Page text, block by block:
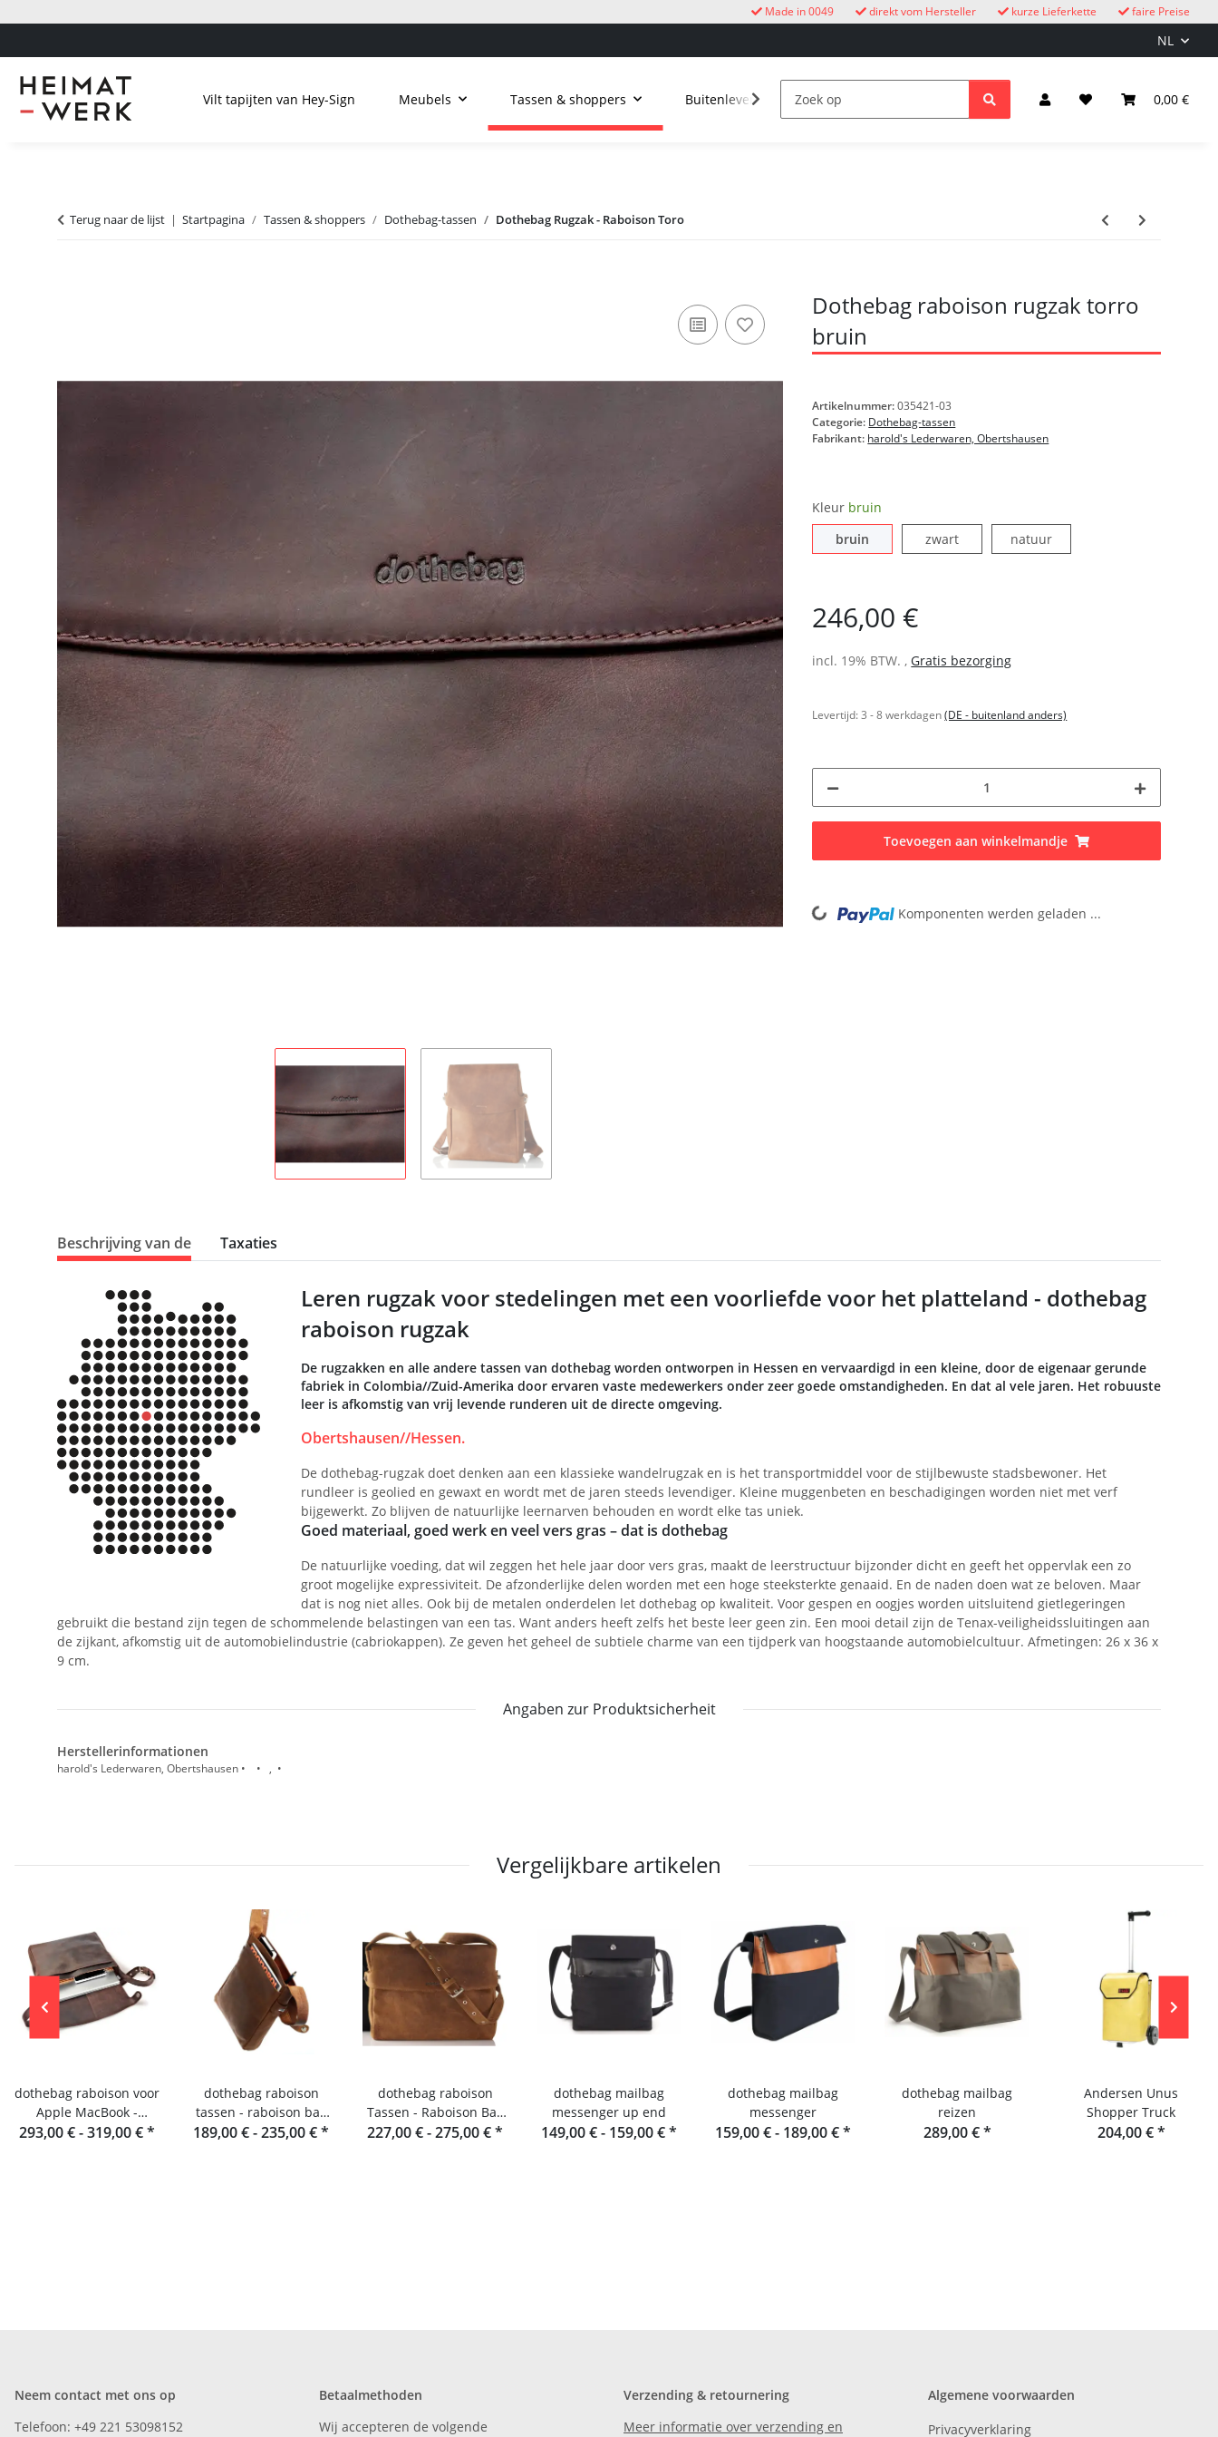
faire Preise
kurze Lieferkette
direkt vom Hersteller
Made in 0049
NL
0,00 €
Vilt tapijten van Hey-Sign Meubels Tassen & shoppers Buitenleven koekoeksklokken Kinderen Licht & Elektriciteit
Terug naar de lijst Startpagina Tassen & shoppers Dothebag-tassen Dothebag Rugzak - Raboison Toro
Dothebag raboison rugzak torro
bruin
Artikelnummer:035421-03
Categorie: Dothebag-tassen
Fabrikant: harold's Lederwaren, Obertshausen
Kleur bruin
bruin
zwartzwart natuurnatuur
246,00 €
incl. 19% BTW. ,Gratis bezorging
Levertijd:3 - 8 werkdagen(DE - buitenland anders)
Toevoegen aan winkelmandje
Loading... Komponenten werden geladen ...
Beschrijving van de Taxaties
Leren rugzak voor stedelingen met een voorliefde voor het platteland - dothebag
raboison rugzak
De rugzakken en alle andere tassen van dothebag worden ontworpen in Hessen en vervaardigd in een kleine, door de eigenaar gerunde
fabriek in Colombia//Zuid-Amerika door ervaren vaste medewerkers onder zeer goede omstandigheden. En dat al vele jaren. Het robuuste
leer is afkomstig van vrij levende runderen uit de directe omgeving.
Obertshausen//Hessen.
De dothebag-rugzak doet denken aan een klassieke wandelrugzak en is het transportmiddel voor de stijlbewuste stadsbewoner. Het
rundleer is geolied en gewaxt en wordt met de jaren steeds levendiger. Kleine muggenbeten en beschadigingen worden niet met verf
bijgewerkt. Zo blijven de natuurlijke leernarven behouden en wordt elke tas uniek.
Goed materiaal, goed werk en veel vers gras – dat is dothebag
De natuurlijke voeding, dat wil zeggen het hele jaar door vers gras, maakt de leerstructuur bijzonder dicht en geeft het oppervlak een zo
groot mogelijke expressiviteit. De afzonderlijke delen worden met een hoge steeksterkte genaaid. En de naden doen wat ze beloven. Maar
dat is nog niet alles. Ook bij de metalen onderdelen let dothebag op kwaliteit. Voor gespen en oogjes worden uitsluitend gietlegeringen
gebruikt die bestand zijn tegen de schommelende belastingen van een tas. Want anders heeft zelfs het beste leer geen zin. Een mooi detail zijn de Tenax-veiligheidssluitingen aan
de zijkant, afkomstig uit de automobielindustrie (cabriokappen). Ze geven het geheel de subtiele charme van een tijdperk van hoogstaande automobielcultuur. Afmetingen: 26 x 36 x
9 cm.
Angaben zur Produktsicherheit
Herstellerinformationen
harold's Lederwaren, Obertshausen • • , •
Vergelijkbare artikelen
dothebag raboison voor
Apple MacBook -
Laptoptas van leer
293,00 € -319,00 €*
dothebag raboison
tassen - raboison bag
upend staand formaat
189,00 € -235,00 €*
dothebag raboison
Tassen - Raboison Bag
Liggend formaat toro
227,00 € -275,00 €*
dothebag mailbag
messenger up end
149,00 € - 159,00 €*
dothebag mailbag
messenger
159,00 € - 189,00 €*
dothebag mailbag
reizen
289,00 €*
Andersen Unus
Shopper Truck
204,00 €*
Neem contact met ons op
Telefoon: +49 221 53098152
Betaalmethoden
Wij accepteren de volgende
Verzending & retournering
Meer informatie over verzending en
Algemene voorwaarden
Privacyverklaring